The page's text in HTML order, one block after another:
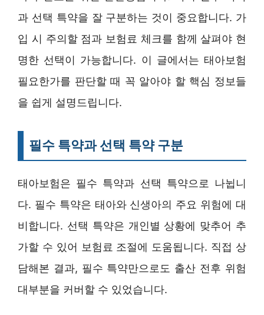
과 선택 특약을 잘 구분하는 것이 중요합니다. 가
입 시 주의할 점과 보험료 체크를 함께 살펴야 현
명한 선택이 가능합니다. 이 글에서는 태아보험
필요한가를 판단할 때 꼭 알아야 할 핵심 정보들
을 쉽게 설명드립니다.
필수 특약과 선택 특약 구분
태아보험은 필수 특약과 선택 특약으로 나뉩니
다. 필수 특약은 태아와 신생아의 주요 위험에 대
비합니다. 선택 특약은 개인별 상황에 맞추어 추
가할 수 있어 보험료 조절에 도움됩니다. 직접 상
담해본 결과, 필수 특약만으로도 출산 전후 위험
대부분을 커버할 수 있었습니다.